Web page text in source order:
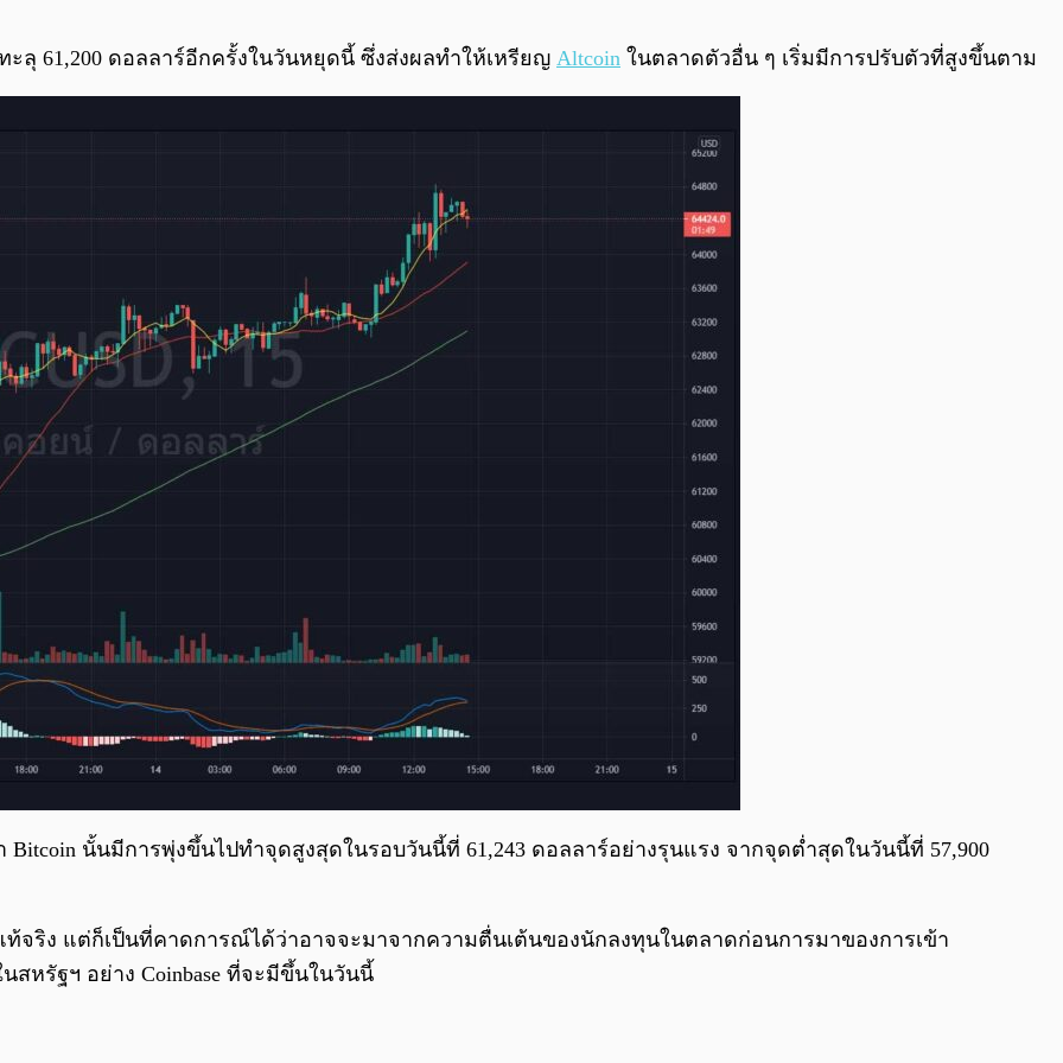
0:00 / 0:00
ลุ 61,200 ดอลลาร์อีกครั้งในวันหยุดนี้ ซึ่งส่งผลทำให้เหรียญ Altcoin ในตลาดตัวอื่น ๆ เริ่มมีการปรับตัวที่สูงขึ้นตาม
Bitcoin นั้นมีการพุ่งขึ้นไปทำจุดสูงสุดในรอบวันนี้ที่ 61,243 ดอลลาร์อย่างรุนแรง จากจุดต่ำสุดในวันนี้ที่ 57,900
จริง แต่ก็เป็นที่คาดการณ์ได้ว่าอาจจะมาจากความตื่นเต้นของนักลงทุนในตลาดก่อนการมาของการเข้า
หรัฐฯ อย่าง Coinbase ที่จะมีขึ้นในวันนี้